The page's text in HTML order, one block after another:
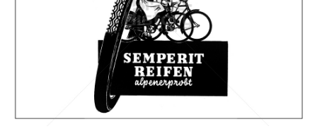
Semperit Aktiengesellschaft Holding